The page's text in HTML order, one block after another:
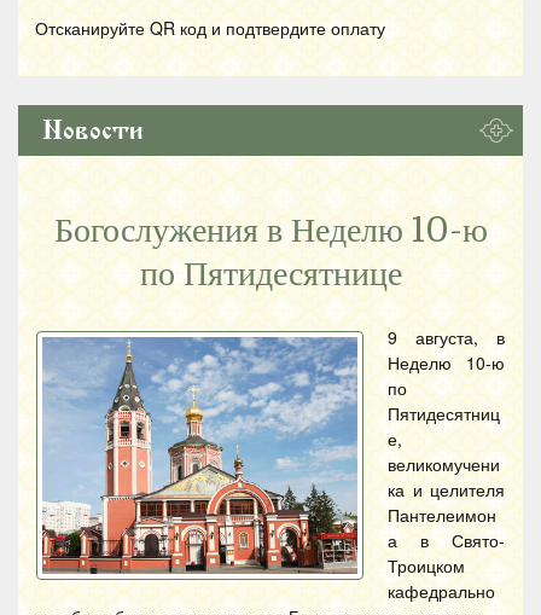
Отсканируйте QR код и подтвердите оплату
Новости
Богослужения в Неделю 10-ю
по Пятидесятнице
9 августа, в
Неделю 10-ю
по
Пятидесятниц
е,
великомучени
ка и целителя
Пантелеимон
а в Свято-
Троицком
кафедрально